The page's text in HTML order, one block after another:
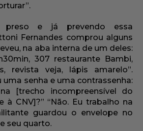
e já prevendo essa
Fernandes comprou alguns
na aba interna de um deles:
307 restaurante Bambi,
revista veja, lápis amarelo”.
senha e uma contrassenha:
[trecho incompreensível do
à CNV]?” “Não. Eu trabalho na
guardou o envelope no
seu quarto.